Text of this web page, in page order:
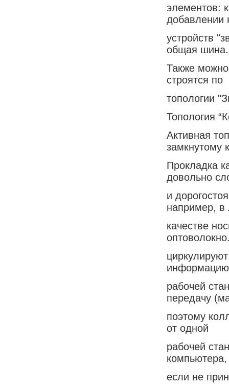
элементов:
добавлении
устройств
общая шина.
Также
строятся по
топологии
Топология
Активная
замкнутому
Прокладка
довольно
и
например,
качестве
информацию
рабочей
передачу
поэтому
от одной
рабочей
компьютера,
если не